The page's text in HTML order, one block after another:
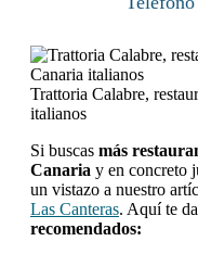
Trattoria Calabre,
italianos
Si buscas más
Canaria y en concreto
un vistazo a nuestro
Las Canteras. Aquí te
recomendados: